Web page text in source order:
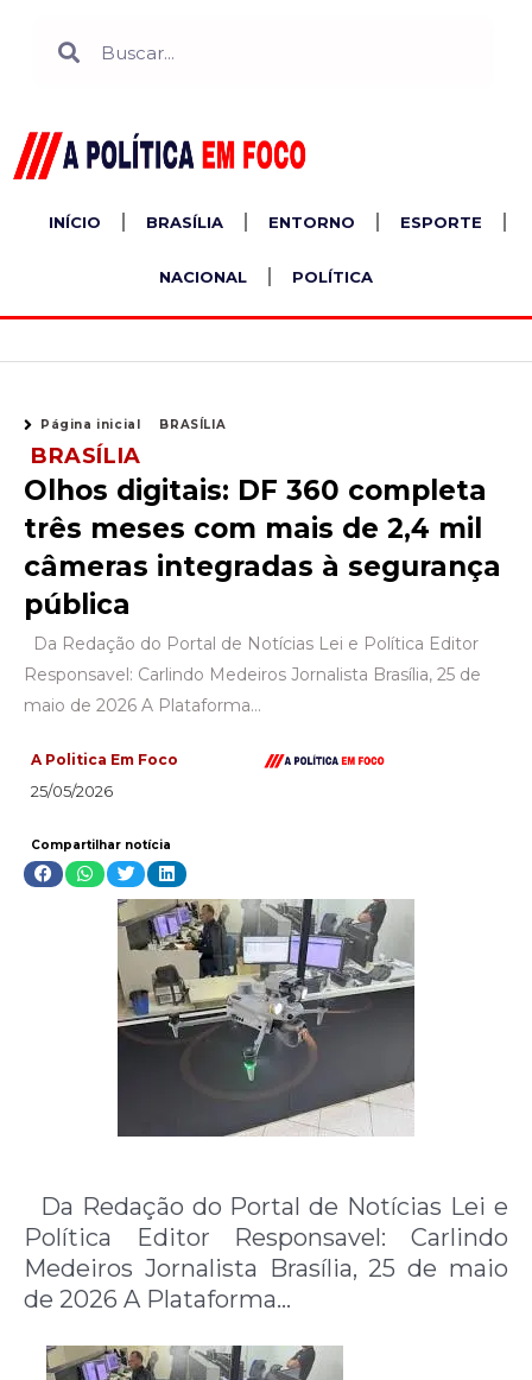
INÍCIO BRASÍLIA ENTORNO ESPORTE
NACIONAL POLÍTICA
Página inicial BRASÍLIA
BRASÍLIA
Olhos digitais: DF 360 completa
três meses com mais de 2,4 mil
câmeras integradas à segurança
pública
Da Redação do Portal de Notícias Lei e Política Editor
Responsavel: Carlindo Medeiros Jornalista Brasília, 25 de
maio de 2026 A Plataforma…
A Politica Em Foco
25/05/2026
Compartilhar notícia
Da Redação do Portal de Notícias Lei e
Política Editor Responsavel: Carlindo
Medeiros Jornalista Brasília, 25 de maio
de 2026 A Plataforma…